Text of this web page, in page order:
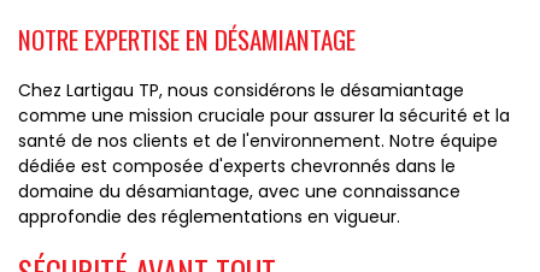
NOTRE EXPERTISE EN DÉSAMIANTAGE
Chez Lartigau TP, nous considérons le désamiantage
comme une mission cruciale pour assurer la sécurité et la
santé de nos clients et de l'environnement. Notre équipe
dédiée est composée d'experts chevronnés dans le
domaine du désamiantage, avec une connaissance
approfondie des réglementations en vigueur.